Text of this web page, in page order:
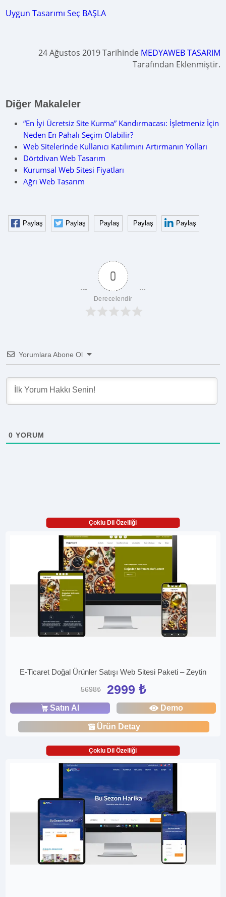
Uygun Tasarımı Seç BAŞLA
24 Ağustos 2019 Tarihinde MEDYAWEB TASARIM
Tarafından Eklenmiştir.
Diğer Makaleler
“En İyi Ücretsiz Site Kurma” Kandırmacası: İşletmeniz İçin
Neden En Pahalı Seçim Olabilir?
Web Sitelerinde Kullanıcı Katılımını Artırmanın Yolları
Dörtdivan Web Tasarım
Kurumsal Web Sitesi Fiyatları
Ağrı Web Tasarım
Paylaş Paylaş Paylaş Paylaş Paylaş
0
Derecelendir
Yorumlara Abone Ol
0 YORUM
Çoklu Dil Özelliği
E-Ticaret Doğal Ürünler Satışı Web Sitesi Paketi – Zeytin
5698₺ 2999 ₺
Satın Al Demo
Ürün Detay
Çoklu Dil Özelliği